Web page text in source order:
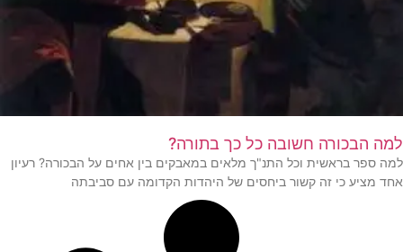
למה הבכורה חשובה כל כך בתורה?
למה ספר בראשית וכל התנ"ך מלאים במאבקים בין אחים על הבכורה? רעיון
אחד מציע כי זה קשור ביחסים של היהדות הקדומה עם סביבתה